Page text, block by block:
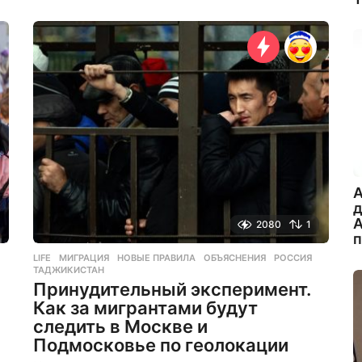
ц
а
н
а
з
а
2080 1
LIFE МИГРАЦИЯ ,НОВЫЕ ПРАВИЛА ,ОБЪЯСНЕНИЯ ,РОССИЯ
ТАДЖИКИСТАН
Принудительный эксперимент.
Как за мигрантами будут
следить в Москве и
Подмосковье по геолокации